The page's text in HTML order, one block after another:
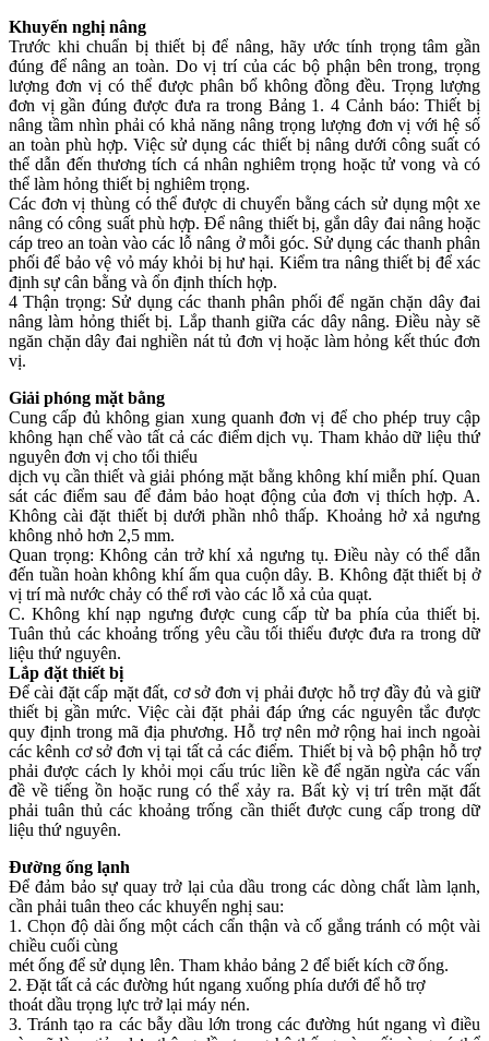
Khuyến nghị nâng
Trước khi chuẩn bị thiết bị để nâng, hãy ước tính trọng tâm gần
đúng để nâng an toàn. Do vị trí của các bộ phận bên trong, trọng
lượng đơn vị có thể được phân bổ không đồng đều. Trọng lượng
đơn vị gần đúng được đưa ra trong Bảng 1. 4 Cảnh báo: Thiết bị
nâng tầm nhìn phải có khả năng nâng trọng lượng đơn vị với hệ số
an toàn phù hợp. Việc sử dụng các thiết bị nâng dưới công suất có
thể dẫn đến thương tích cá nhân nghiêm trọng hoặc tử vong và có
thể làm hỏng thiết bị nghiêm trọng.
Các đơn vị thùng có thể được di chuyển bằng cách sử dụng một xe
nâng có công suất phù hợp. Để nâng thiết bị, gắn dây đai nâng hoặc
cáp treo an toàn vào các lỗ nâng ở mỗi góc. Sử dụng các thanh phân
phối để bảo vệ vỏ máy khỏi bị hư hại. Kiểm tra nâng thiết bị để xác
định sự cân bằng và ổn định thích hợp.
4 Thận trọng: Sử dụng các thanh phân phối để ngăn chặn dây đai
nâng làm hỏng thiết bị. Lắp thanh giữa các dây nâng. Điều này sẽ
ngăn chặn dây đai nghiền nát tủ đơn vị hoặc làm hỏng kết thúc đơn
vị.
Giải phóng mặt bằng
Cung cấp đủ không gian xung quanh đơn vị để cho phép truy cập
không hạn chế vào tất cả các điểm dịch vụ. Tham khảo dữ liệu thứ
nguyên đơn vị cho tối thiểu
dịch vụ cần thiết và giải phóng mặt bằng không khí miễn phí. Quan
sát các điểm sau để đảm bảo hoạt động của đơn vị thích hợp. A.
Không cài đặt thiết bị dưới phần nhô thấp. Khoảng hở xả ngưng
không nhỏ hơn 2,5 mm.
Quan trọng: Không cản trở khí xả ngưng tụ. Điều này có thể dẫn
đến tuần hoàn không khí ấm qua cuộn dây. B. Không đặt thiết bị ở
vị trí mà nước chảy có thể rơi vào các lỗ xả của quạt.
C. Không khí nạp ngưng được cung cấp từ ba phía của thiết bị.
Tuân thủ các khoảng trống yêu cầu tối thiểu được đưa ra trong dữ
liệu thứ nguyên.
Lắp đặt thiết bị
Để cài đặt cấp mặt đất, cơ sở đơn vị phải được hỗ trợ đầy đủ và giữ
thiết bị gần mức. Việc cài đặt phải đáp ứng các nguyên tắc được
quy định trong mã địa phương. Hỗ trợ nên mở rộng hai inch ngoài
các kênh cơ sở đơn vị tại tất cả các điểm. Thiết bị và bộ phận hỗ trợ
phải được cách ly khỏi mọi cấu trúc liền kề để ngăn ngừa các vấn
đề về tiếng ồn hoặc rung có thể xảy ra. Bất kỳ vị trí trên mặt đất
phải tuân thủ các khoảng trống cần thiết được cung cấp trong dữ
liệu thứ nguyên.
Đường ống lạnh
Để đảm bảo sự quay trở lại của dầu trong các dòng chất làm lạnh,
cần phải tuân theo các khuyến nghị sau:
1. Chọn độ dài ống một cách cẩn thận và cố gắng tránh có một vài
chiều cuối cùng
mét ống để sử dụng lên. Tham khảo bảng 2 để biết kích cỡ ống.
2. Đặt tất cả các đường hút ngang xuống phía dưới để hỗ trợ
thoát dầu trọng lực trở lại máy nén.
3. Tránh tạo ra các bẫy dầu lớn trong các đường hút ngang vì điều